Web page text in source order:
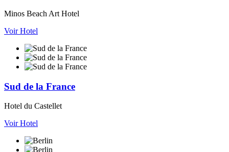
Minos Beach Art Hotel
Voir Hotel
Sud de la France
Hotel du Castellet
Voir Hotel